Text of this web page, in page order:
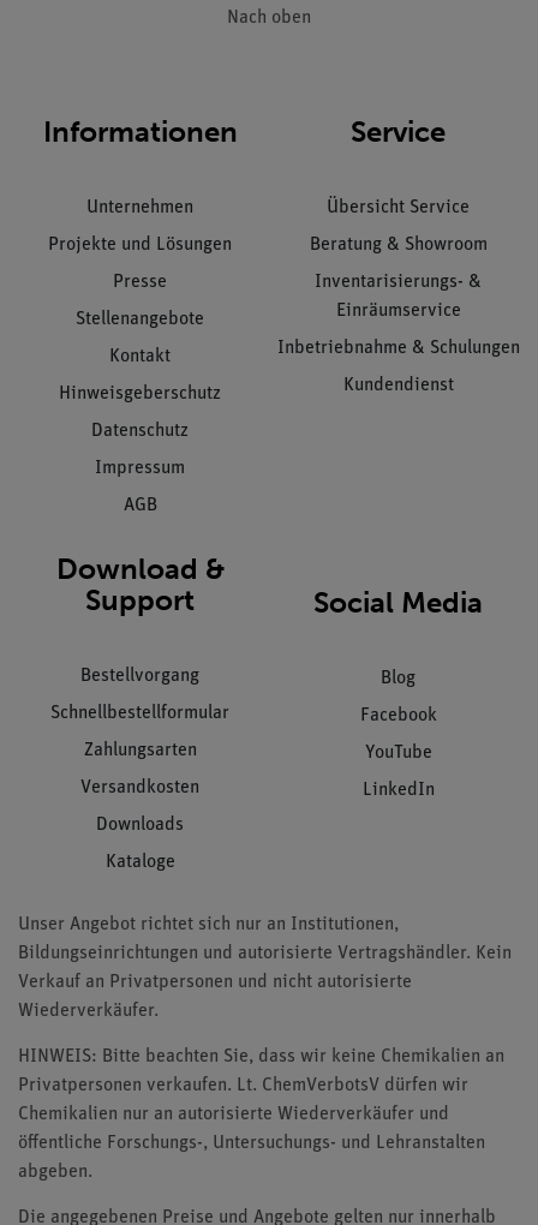
Nach oben
Informationen
Unternehmen
Projekte und Lösungen
Presse
Stellenangebote
Kontakt
Hinweisgeberschutz
Datenschutz
Impressum
AGB
Service
Übersicht Service
Beratung & Showroom
Inventarisierungs- &
Einräumservice
Inbetriebnahme & Schulungen
Kundendienst
Download &
Support
Bestellvorgang
Schnellbestellformular
Zahlungsarten
Versandkosten
Downloads
Kataloge
Social Media
Blog
Facebook
YouTube
LinkedIn
Unser Angebot richtet sich nur an Institutionen,
Bildungseinrichtungen und autorisierte Vertragshändler. Kein
Verkauf an Privatpersonen und nicht autorisierte
Wiederverkäufer.
HINWEIS: Bitte beachten Sie, dass wir keine Chemikalien an
Privatpersonen verkaufen. Lt. ChemVerbotsV dürfen wir
Chemikalien nur an autorisierte Wiederverkäufer und
öffentliche Forschungs-, Untersuchungs- und Lehranstalten
abgeben.
Die angegebenen Preise und Angebote gelten nur innerhalb